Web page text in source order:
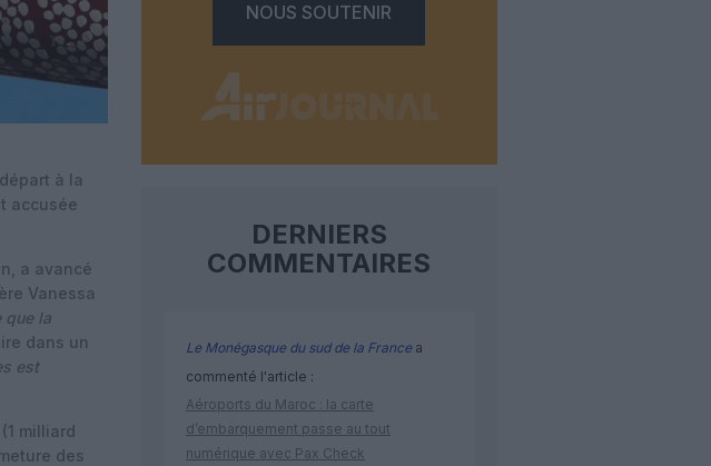
à la
accusée
a avancé
Vanessa
que la
dans un
est
(1 milliard
des
NOUS SOUTENIR
DERNIERS
COMMENTAIRES
Le Monégasque du sud de la Francea
commenté l'article :
Aéroports du Maroc : la carte
d’embarquement passe au tout
numérique avec Pax Check